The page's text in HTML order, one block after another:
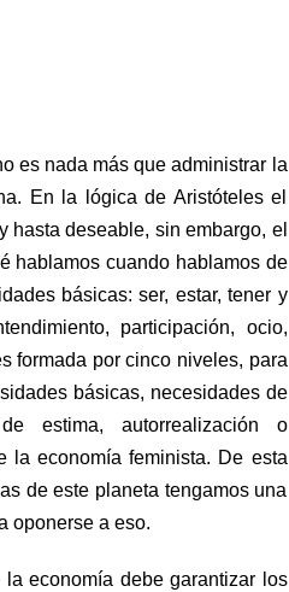
es nada más que administrar la
En la lógica de Aristóteles el
hasta deseable, sin embargo, el
hablamos cuando hablamos de
básicas: ser, estar, tener y
participación, ocio,
formada por cinco niveles, para
básicas, necesidades de
estima, autorrealización o
laeconomía feminista. De esta
de este planeta tengamos una
oponerse a eso.
economía debe garantizar los